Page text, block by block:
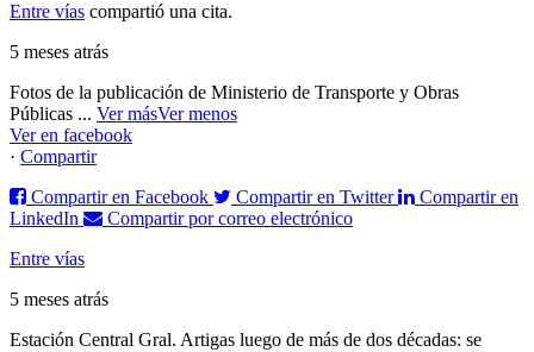
Entre vías compartió una cita.
5 meses atrás
Fotos de la publicación de Ministerio de Transporte y Obras
Públicas ... Ver másVer menos
Ver en facebook
· Compartir
Compartir en Facebook
Compartir en Twitter
Compartir en
LinkedIn
Compartir por correo electrónico
Entre vías
5 meses atrás
Estación Central Gral. Artigas luego de más de dos décadas: se